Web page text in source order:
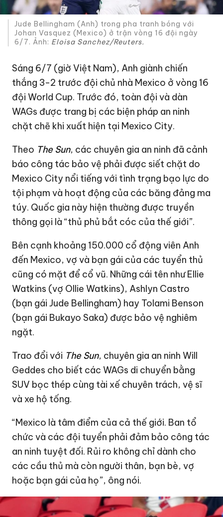
Jude Bellingham (Anh) trong pha tranh bóng với
Johan Vasquez (Mexico) ở trận vòng 16 đội ngày
6/7. Ảnh: Eloisa Sanchez/Reuters.
Sáng 6/7 (giờ Việt Nam), Anh giành chiến
thắng 3-2 trước đội chủ nhà Mexico ở vòng 16
đội World Cup. Trước đó, toàn đội và dàn
WAGs được trang bị các biện pháp an ninh
chặt chẽ khi xuất hiện tại Mexico City.
Theo The Sun, các chuyên gia an ninh đã cảnh
báo công tác bảo vệ phải được siết chặt do
Mexico City nổi tiếng với tình trạng bạo lực do
tội phạm và hoạt động của các băng đảng ma
túy. Quốc gia này hiện thường được truyền
thông gọi là “thủ phủ bắt cóc của thế giới”.
Bên cạnh khoảng 150.000 cổ động viên Anh
đến Mexico, vợ và bạn gái của các tuyển thủ
cũng có mặt để cổ vũ. Những cái tên như Ellie
Watkins (vợ Ollie Watkins), Ashlyn Castro
(bạn gái Jude Bellingham) hay Tolami Benson
(bạn gái Bukayo Saka) được bảo vệ nghiêm
ngặt.
Trao đổi với The Sun, chuyên gia an ninh Will
Geddes cho biết các WAGs di chuyển bằng
SUV bọc thép cùng tài xế chuyên trách, vệ sĩ
và xe hộ tống.
“Mexico là tâm điểm của cả thế giới. Ban tổ
chức và các đội tuyển phải đảm bảo công tác
an ninh tuyệt đối. Rủi ro không chỉ dành cho
các cầu thủ mà còn người thân, bạn bè, vợ
hoặc bạn gái của họ”, ông nói.